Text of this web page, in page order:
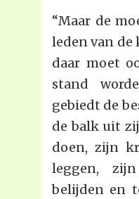
“Maar de
leden van
daar moet
stand
gebiedt de
de balk uit
doen, zijn
leggen,
belijden en